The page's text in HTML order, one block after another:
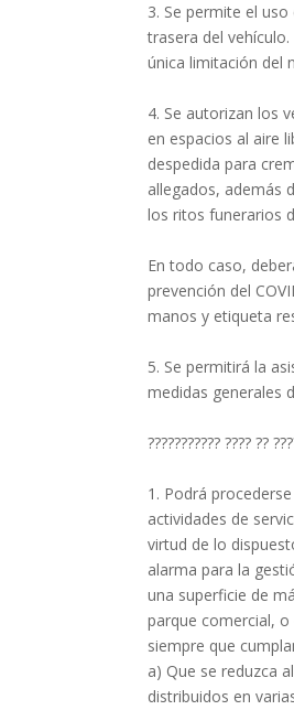
3. Se permite el
trasera del
única limitación del
4. Se autorizan los
en espacios al aire
despedida para
allegados, además
los ritos funerarios
En todo caso,
prevención del
manos y etiqueta
5. Se permitirá la
medidas generales
??????????? ???? ??
1. Podrá
actividades de
virtud de lo
alarma para la
una superficie de
parque comercial,
siempre que
a) Que se reduzca
distribuidos en